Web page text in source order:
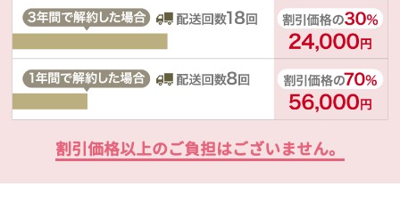
割引価格以上のご負担はございません。